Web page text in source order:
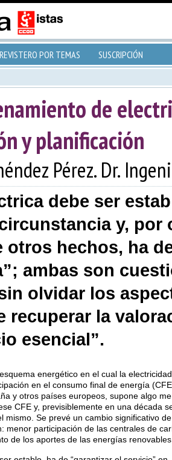
REVISTERO POR TEMAS SUSCRIPCIÓN
de
y planificación
Pérez. Dr.
debe ser
y, por
otros hechos, ha
ambas son
olvidar los
recuperar la
esencial”.
energético en el cual la electricidad
en el consumo final de energía
y otros países europeos, supone algo
CFE y, previsiblemente en una década
mismo. Se prevé un cambio significativo
menor participación de las centrales de
de los aportes de las energías